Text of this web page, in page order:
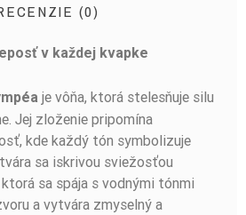
(0)
v každej kvapke
je vôňa, ktorá stelesňuje silu
Jej zloženie pripomína
kde každý tón symbolizuje
sa iskrivou sviežosťou
ktorá sa spája s vodnými tónmi
a vytvára zmyselný a
NAPÍŠE RECENZIU!